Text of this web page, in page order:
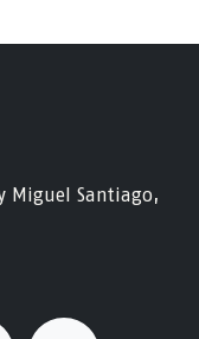
Miguel Santiago,